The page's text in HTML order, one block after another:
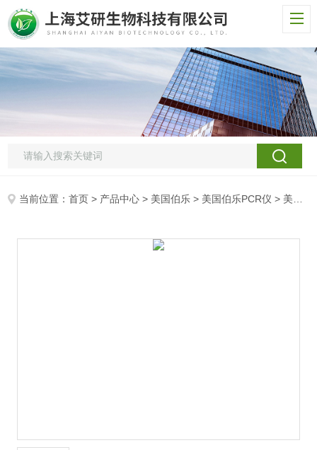
当前位置：首页 > 产品中心 > 美国伯乐 > 美国伯乐PCR仪 > 美国bio-rad S1000梯度PCR仪